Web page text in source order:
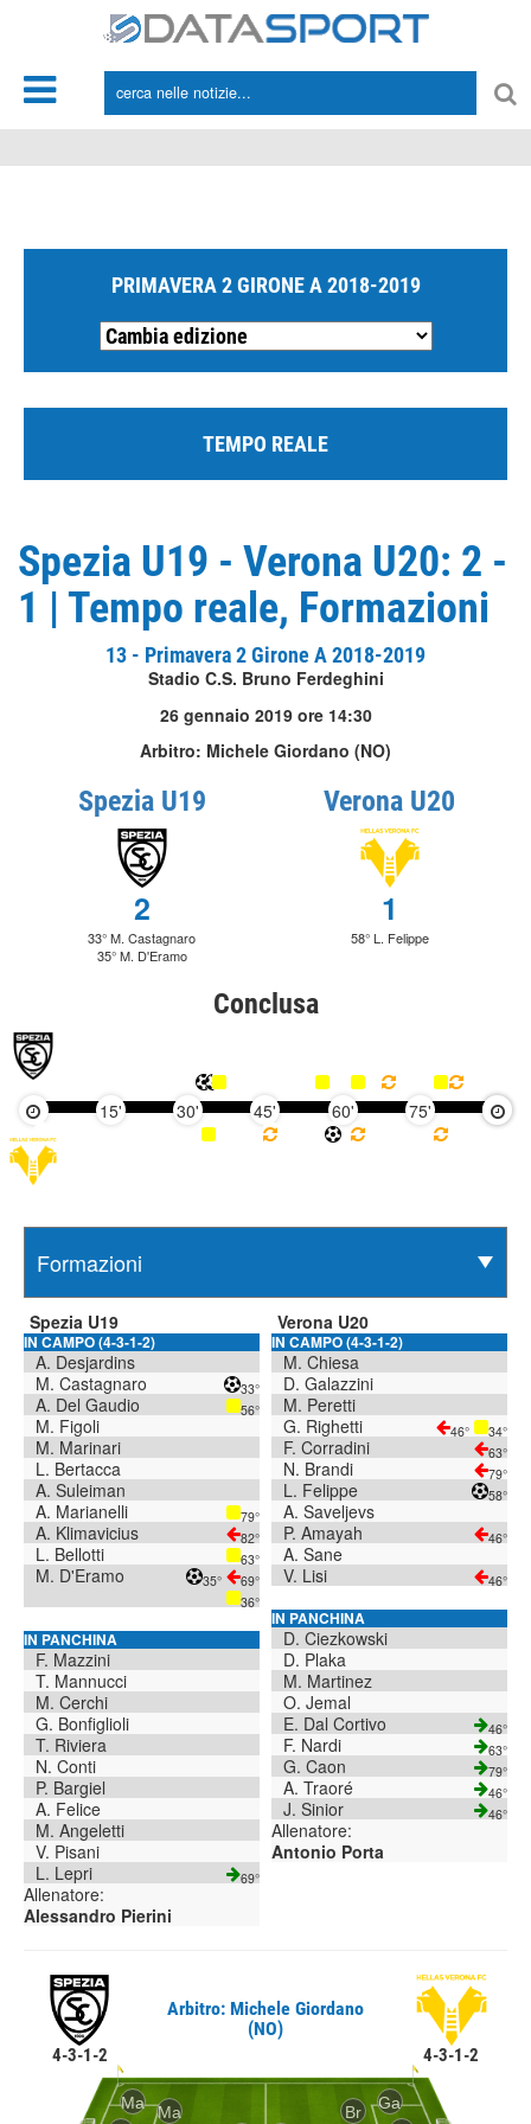
PRIMAVERA 2 GIRONE A 2018-2019
TEMPO REALE
Spezia U19 - Verona U20: 2 -
1 | Tempo reale, Formazioni
13 - Primavera 2 Girone A 2018-2019
Stadio C.S. Bruno Ferdeghini
26 gennaio 2019 ore 14:30
Arbitro: Michele Giordano (NO)
Spezia U19
2
33° M. Castagnaro
35° M. D'Eramo
Verona U20
1
58° L. Felippe
Conclusa
15' 30' 45' 60' 75' 90'
Spezia U19
IN CAMPO (4-3-1-2)
A. Desjardins
M. Castagnaro
33°
A. Del Gaudio 56°
M. Figoli
M. Marinari
L. Bertacca
A. Suleiman
A. Marianelli
79°
A. Klimavicius 82°
L. Bellotti 63°
M. D'Eramo 35°
69°
36°
IN PANCHINA
F. Mazzini
T. Mannucci
M. Cerchi
G. Bonfiglioli
T. Riviera
N. Conti
P. Bargiel
A. Felice
M. Angeletti
V. Pisani
L. Lepri
69°
Allenatore:
Alessandro Pierini
Verona U20
IN CAMPO (4-3-1-2)
M. Chiesa
D. Galazzini
M. Peretti
G. Righetti
46° 34°
F. Corradini 63°
N. Brandi 79°
L. Felippe 58°
A. Saveljevs
P. Amayah
46°
A. Sane
V. Lisi
46°
IN PANCHINA
D. Ciezkowski
D. Plaka
M. Martinez
O. Jemal
E. Dal Cortivo
46°
F. Nardi 63°
G. Caon 79°
A. Traoré 46°
J. Sinior 46°
Allenatore:
Antonio Porta
4-3-1-2
Arbitro: Michele Giordano
(NO)
4-3-1-2
Ga
Ma Br
Ma